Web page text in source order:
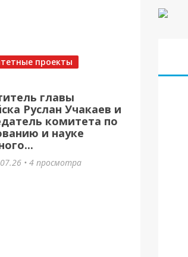
главы
Руслан Учакаев и
комитета по
и науке
проекты
• 4 просмотра